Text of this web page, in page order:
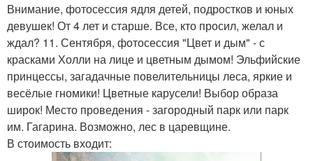
Внимание, фотосессия ядля детей, подростков и юных
девушек! От 4 лет и старше. Все, кто просил, желал и
ждал? 11. Сентября, фотосессия "Цвет и дым" - с
красками Холли на лице и цветным дымом! Эльфийские
принцессы, загадачные повелительницы леса, яркие и
весёлые гномики! Цветные карусели! Выбор образа
широк! Место проведения - загородный парк или парк
им. Гагарина. Возможно, лес в царевщине.
В стоимость входит: